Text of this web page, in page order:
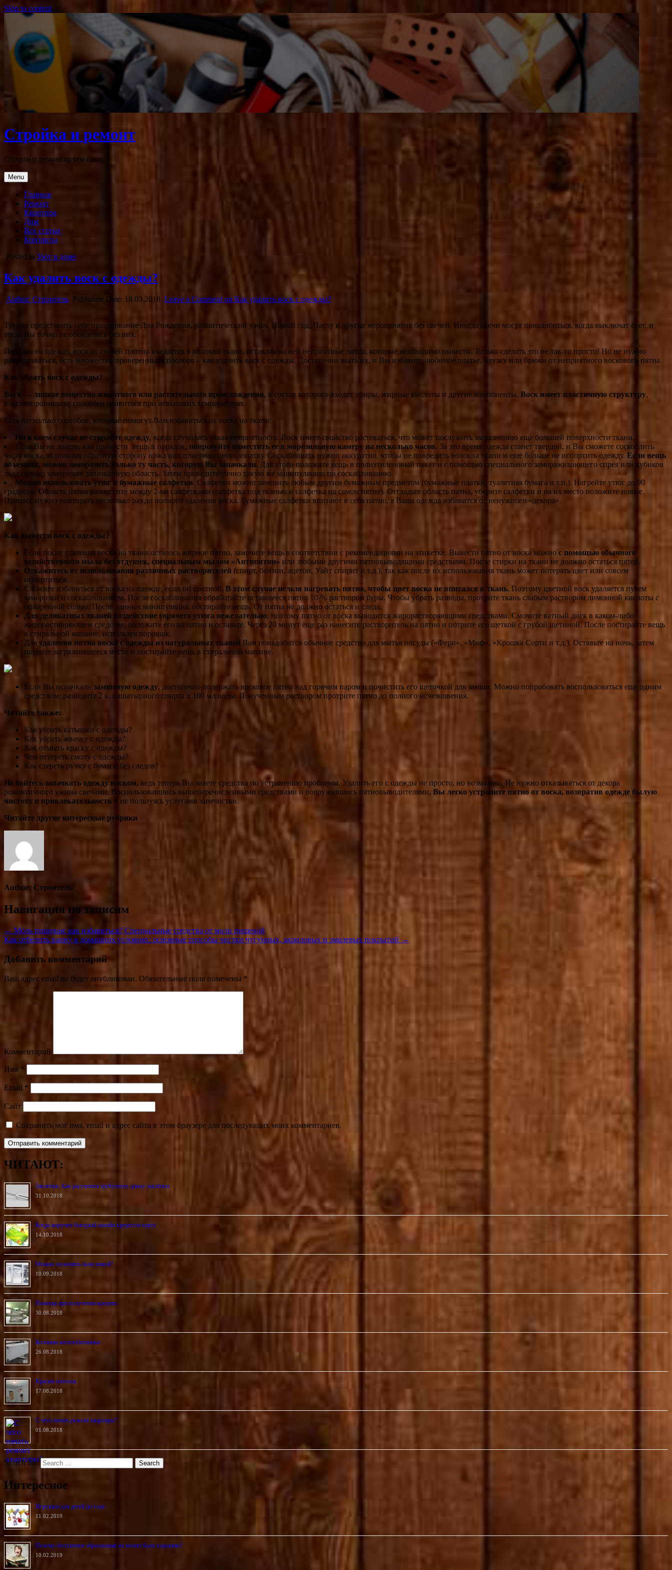
Skip to content
Стройка и ремонт
Строим и ремонтируем сами
Menu
Главная
Ремонт
Квартира
Дом
Все статьи
Контакты
Posted in Уют в доме
Как удалить воск с одежды?
Author: Строитель Published Date: 18.03.2018 Leave a Comment on Как удалить воск с одежды?
Трудно представить себе празднование Дня Рождения, романтический ужин, Новый год, Пасху и другие мероприятия без свечей. Иногда свечи могут понадобиться, когда выключат свет, и
тогда Вы точно не обойдетесь без них.
Попадая на одежду, воск от свечей плотно въедается в волокна ткани, оставляя на ней неприятные пятна, которые необходимо вывести. Только сделать это не так-то просто! Но не нужно
расстраиваться, есть множество проверенных способов – как удалить воск с одежды. Достаточно знать их, и Вы избавите любимое платье, блузку или брюки от неприятного воскового пятна.
Как убрать воск с одежды?
Воск — липкое вещество животного или растительного происхождения, в состав которого входят эфиры, жирные кислоты и другие компоненты. Воск имеет пластичную структуру,
влагонепроницаем, способен плавиться при невысоких температурах.
Есть несколько способов, которые помогут Вам избавиться от воска на ткани:
Ни в коем случае не стирайте одежду, когда случилась такая неприятность. Воск имеет свойство растекаться, что может послужить загрязнению еще большей поверхности ткани.
Если Вы не знаете, как привести вещь в порядок, попробуйте поместить ее в морозильную камеру на несколько часов. За это время одежда станет твердой, и Вы сможете соскоблить
часть воска, используя обратную сторону ножа или пластмассовую лопатку. Соскабливать нужно аккуратно, чтобы не повредить волокна ткани и еще больше не испортить одежду. Если вещь
объемная, можно заморозить только ту часть, которую Вы запачкали. Для этого положите вещь в полиэтиленовый пакет и с помощью специального замораживающего спрея или кубиков
льда сильно заморозьте запачканную область. Затем проведите точно такую же манипуляцию по соскабливанию.
Можно использовать утюг и бумажные салфетки. Салфетки можно заменить любым другим бумажным предметом (бумажные платки, туалетная бумага и т.п.). Нагрейте утюг до 90
градусов. Область пятна разместите между 2-мя салфетками (салфетка под тканью и салфетка на самом пятне). Отгладьте область пятна, уберите салфетки и на их место положите новые.
Процесс нужно повторять несколько раз до полного удаления воска. Бумажные салфетки впитают в себя пятно, а Ваша одежда избавится от ненужного «декора».
Как вывести воск с одежды?
Если после удаления воска на ткани осталось жирное пятно, замочите вещь в соответствии с рекомендациями на этикетке. Вывести пятно от воска можно с помощью обычного
хозяйственного мыла без отдушек, специальным мылом «Антипятин» или любыми другими пятновыводящими средствами. После стирки на ткани не должно остаться пятен.
Откажитесь от использования различных растворителей (спирт, бензин, ацетон, Уайт спирит и т.д.), так как после их использования ткань может потерять цвет или совсем
испортиться.
Сложнее избавиться от воска на одежде, если он цветной. В этом случае нельзя нагревать пятно, чтобы цвет воска не впитался в ткань. Поэтому цветной воск удаляется путем
заморозки и соскабливанием. После соскабливания обработайте оставшееся пятно 10-% раствором буры. Чтобы убрать разводы, протрите ткань слабым раствором лимонной кислоты с
поваренной солью. После данных манипуляций постирайте вещь. От пятна не должно остаться и следа.
Для деликатных тканей воздействие горячего утюга нежелательно, поэтому пятно от воска выводится жирорастворяющими средствами. Смочите ватный диск в каком-либо
жирорастворяющем средстве, положите его на пятно и оставьте. Через 20 минут еще раз нанесите растворитель на пятно и потрите его щеткой с грубой щетиной. После постирайте вещь
в стиральной машине, используя порошок.
Для удаления пятна воска с одежды из натуральных тканей Вам понадобится обычное средство для мытья посуды («Фери», «Миф», «Крошка Сорти и т.д.). Оставьте на ночь, затем
потрите загрязнившееся место и постирайте вещь в стиральной машине.
Если Вы испачкали замшевую одежду, достаточно подержать восковое пятно над горячим паром и почистить его щеточкой для замши. Можно попробовать воспользоваться еще одним
средством: разведите 2 к. нашатырного спирта в 100 мл воды. Полученным раствором протрите пятно до полного исчезновения.
Читайте также:
Как убрать катышки с одежды?
Как убрать жвачку с одежды?
Как отмыть краску с одежды?
Чем оттереть смолу с одежды?
Как стереть ручку с бумаги без следов?
Не бойтесь запачкать одежду воском, ведь теперь Вы знаете средства по устранению проблемы. Удалить его с одежды не просто, но возможно. Не нужно отказываться от декора
романтичного ужина свечами. Воспользовавшись вышеперечисленными средствами и вооружившись пятновыводителями, Вы легко устраните пятно от воска, возвратив одежде былую
чистоту и привлекательность и не пользуясь услугами химчистки.
Читайте другие интересные рубрики
Author: Строитель
Навигация по записям
← Моль пищевая: как избавиться? Специальные средства от моли пищевой
Как отбелить ванну в домашних условиях: основные способы чистки чугунных, акриловых и эмалевых покрытий →
Добавить комментарий
Ваш адрес email не будет опубликован. Обязательные поля помечены *
Комментарий
Имя *
Email *
Сайт
Сохранить моё имя, email и адрес сайта в этом браузере для последующих моих комментариев.
ЧИТАЮТ:
Заклёпки. Как рассчитать требуемую длину заклёпки
31.10.2018
Когда выручит быстрый онлайн кредит на карту
14.10.2018
Можно ли менять окна зимой?
10.09.2018
Помощь при получении кредита
30.08.2018
Колонны железобетонные
26.08.2018
Красим потолок
17.08.2018
С чего начать ремонт квартиры?
01.08.2018
Search for:
Интересное
Игрушки для детей до года
11.02.2019
Почему бесплатное образование не может быть хорошим?
10.02.2019